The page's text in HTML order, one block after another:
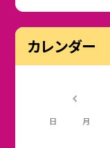
カレンダー
日 月